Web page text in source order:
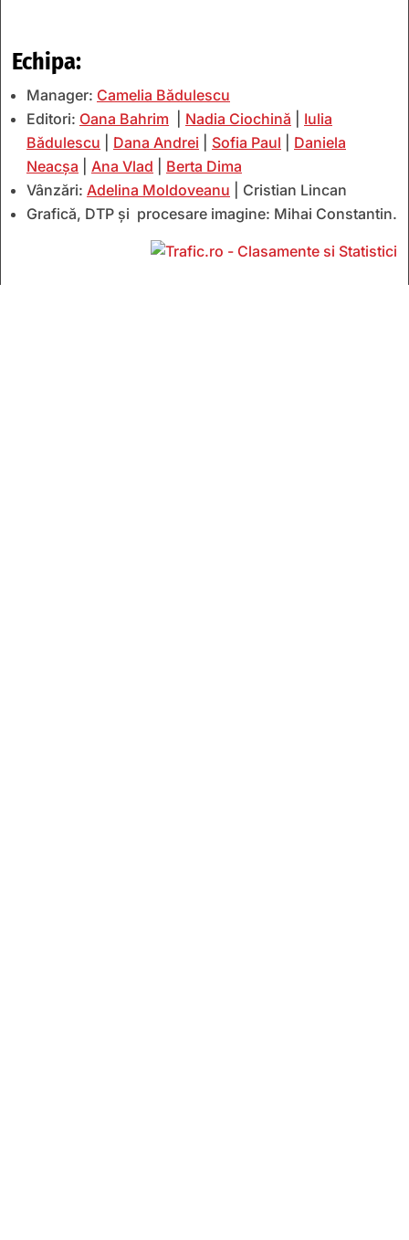
Echipa:
Manager: Camelia Bădulescu
Editori: Oana Bahrim Nadia Ciochină
Iulia
Bădulescu
Dana Andrei Sofia Paul
Daniela
Neacșa
Ana Vlad
Berta Dima
Vânzări: Adelina Moldoveanu | Cristian Lincan
Grafică, DTP și procesare imagine: Mihai Constantin.